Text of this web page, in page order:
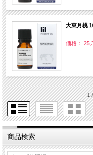
大東月桃
価格：
1
商品検索